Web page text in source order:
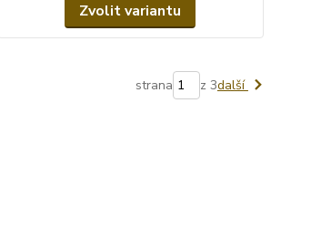
Zvolit variantu
strana z 3další